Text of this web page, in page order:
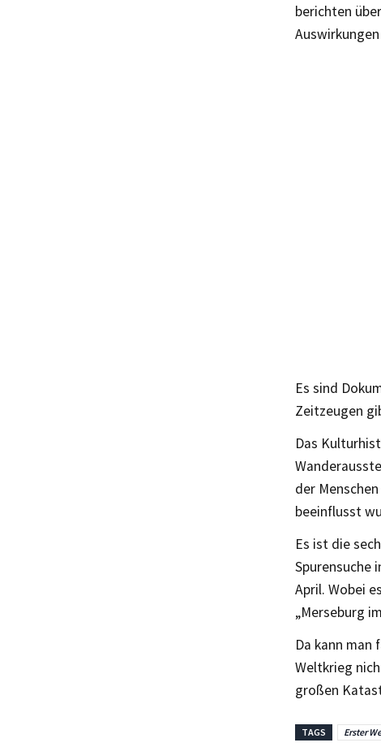
berichten
Es sind
Zeitzeugen
Das
der
beeinflusst
Es ist die
Spurensuche
April. Wobei
„Merseburg
Da kann man
Weltkrieg
großen
TAGS Erster